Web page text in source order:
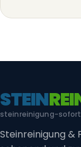
STEIN
steinreinigung-
Steinreinigung &